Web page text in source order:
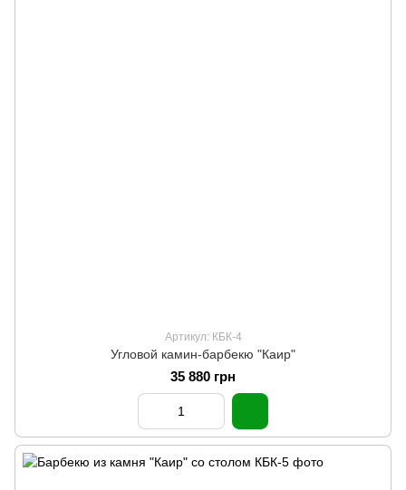
Артикул: КБК-4
Угловой камин-барбекю "Каир"
35 880 грн